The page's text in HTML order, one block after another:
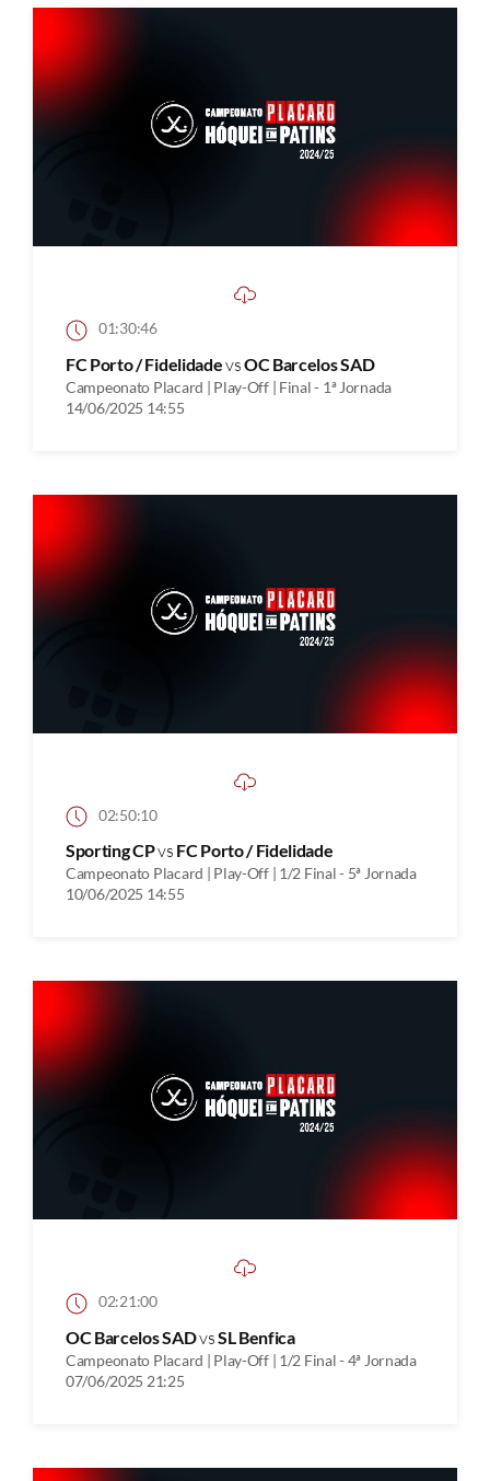
01:30:46
FC Porto / FidelidadevsOC Barcelos SAD
Campeonato Placard | Play-Off | Final - 1ª Jornada
14/06/2025 14:55
02:50:10
Sporting CPvs FC Porto / Fidelidade
Campeonato Placard | Play-Off | 1/2 Final - 5ª Jornada
10/06/2025 14:55
02:21:00
OC Barcelos SADvsSL Benfica
Campeonato Placard | Play-Off | 1/2 Final - 4ª Jornada
07/06/2025 21:25